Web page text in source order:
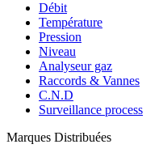
Débit
Température
Pression
Niveau
Analyseur gaz
Raccords & Vannes
C.N.D
Surveillance process
Marques Distribuées